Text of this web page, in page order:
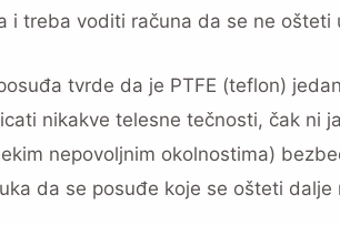
i treba voditi računa da se ne ošteti
tvrde da je PTFE (teflon)
nikakve telesne tečnosti, čak ni
nepovoljnim okolnostima)
da se posuđe koje se ošteti dalje